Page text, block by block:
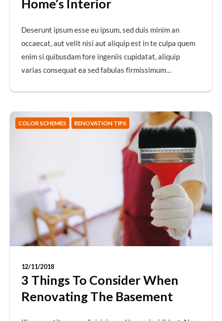
Home’s Interior
Deserunt ipsum esse eu ipsum, sed duis minim an
occaecat, aut velit nisi aut aliquip est in te culpa quem
enim si quibusdam fore ingeniis cupidatat, aliquip
varias consequat ea sed fabulas firmissimum…
COLOR SCHEMES RENOVATION TIPS
12/11/2018
3 Things To Consider When
Renovating The Basement